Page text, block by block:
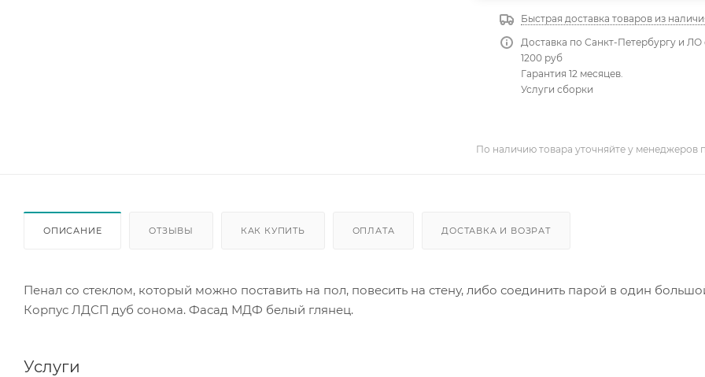
Быстрая доставка товаров из
Доставка по Санкт-Петербургу и ЛО
1200 руб
Гарантия 12 месяцев.
Услуги сборки
По наличию товара уточняйте у менеджеров
ОПИСАНИЕ ОТЗЫВЫ КАК КУПИТЬ ОПЛАТА ДОСТАВКА И ВОЗРАТ
Пенал со стеклом, который можно поставить на пол, повесить на стену, либо соединить парой в один
Корпус ЛДСП дуб сонома. Фасад МДФ белый глянец.
Услуги